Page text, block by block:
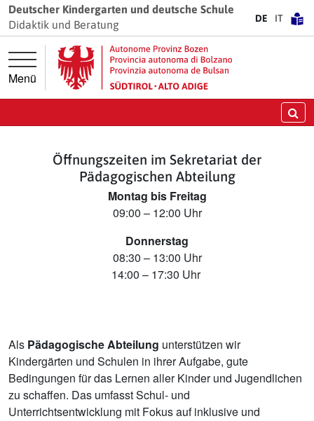
Springe direkt zur Hauptnavigation
Springe direkt zum Inhalt
Deutscher Kindergarten und deutsche Schule
Didaktik und Beratung
DE IT
Menü
Öffnungszeiten im Sekretariat der
Pädagogischen Abteilung
Montag bis Freitag
09:00 – 12:00 Uhr
Donnerstag
08:30 – 13:00 Uhr
14:00 – 17:30 Uhr
Als Pädagogische Abteilung unterstützen wir
Kindergärten und Schulen in ihrer Aufgabe, gute
Bedingungen für das Lernen aller Kinder und Jugendlichen
zu schaffen. Das umfasst Schul- und
Unterrichtsentwicklung mit Fokus auf inklusive und